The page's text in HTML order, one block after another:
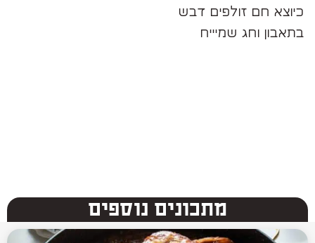
כיוצא חם זולפים דבש
בתאבון וחג שמיייח
מתכונים נוספים